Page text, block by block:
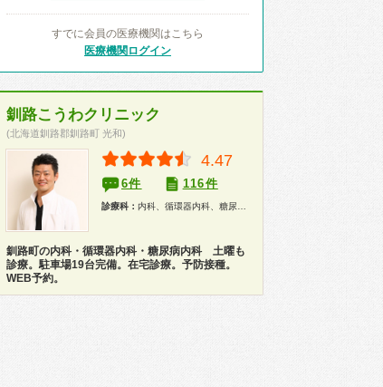
すでに会員の医療機関はこちら
医療機関ログイン
釧路こうわクリニック
(北海道釧路郡釧路町 光和)
4.47
6件 116件
診療科： 内科、循環器内科、糖尿病科、健康診断
釧路町の内科・循環器内科・糖尿病内科 土曜も
診療。駐車場19台完備。在宅診療。予防接種。
WEB予約。